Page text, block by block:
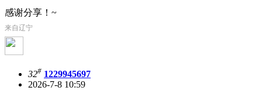
感谢分享！~
来自辽宁
32# 1229945697
2026-7-8 10:59